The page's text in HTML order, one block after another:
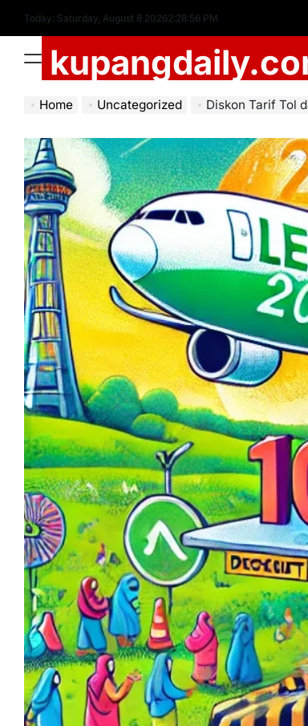
content
Today: Saturday, August 8 20262:28:58 PM
Menu
Home Uncategorized Diskon Tarif Tol dan